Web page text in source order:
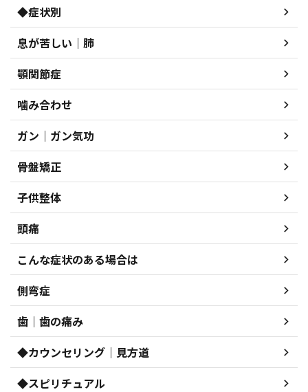
◆症状別
息が苦しい｜肺
顎関節症
噛み合わせ
ガン｜ガン気功
骨盤矯正
子供整体
頭痛
こんな症状のある場合は
側弯症
歯｜歯の痛み
◆カウンセリング｜見方道
◆スピリチュアル